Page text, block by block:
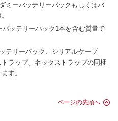
ミーバッテリーパックもしくはバ
ッテリーパック1本を含む質量で
テリーパック、シリアルケーブ
ラップ、ネックストラップの同梱
す。
ページの先頭へ